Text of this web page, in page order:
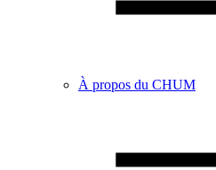
À propos du CHUM